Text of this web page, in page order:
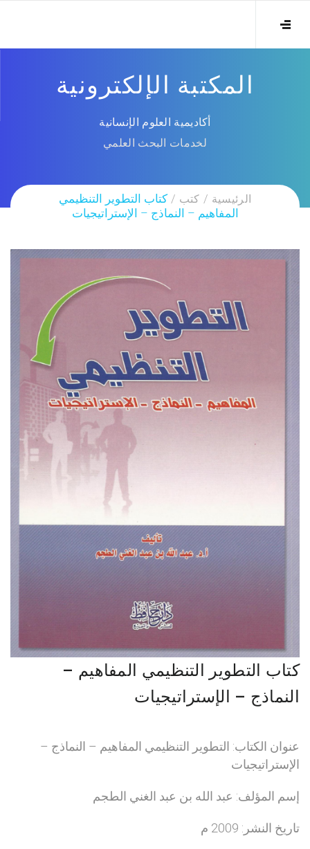
المكتبة الإلكترونية
أكاديمية العلوم الإنسانية
لخدمات البحث العلمي
الرئيسية كتب
كتاب التطوير التنظيمي
المفاهيم – النماذج – الإستراتيجيات
كتاب التطوير التنظيمي المفاهيم –
النماذج – الإستراتيجيات
عنوان الكتاب: التطوير التنظيمي المفاهيم – النماذج –
الإستراتيجيات
إسم المؤلف: عبد الله بن عبد الغني الطجم
تاريخ النشر: 2009 م